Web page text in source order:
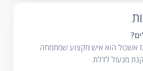
אשכול הוא איש מקצוע שמתמחה
מנעול לדלת.